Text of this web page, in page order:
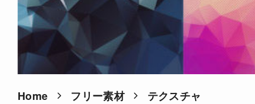
Home フリー素材 テクスチャ